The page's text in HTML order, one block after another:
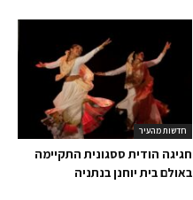
חדשות מהעיר
חגיגה הודית ססגונית התקיימה
באולם בית יוחנן בנתניה